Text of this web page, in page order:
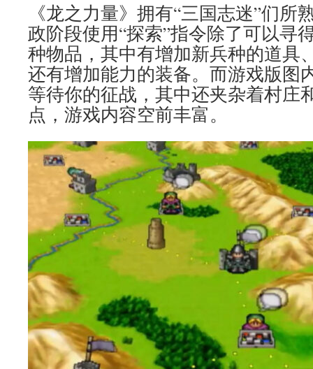
《龙之力量》拥有“三国志迷”们所
政阶段使用“探索”指令除了可以寻
种物品，其中有增加新兵种的道具
还有增加能力的装备。而游戏版图
等待你的征战，其中还夹杂着村庄
点，游戏内容空前丰富。